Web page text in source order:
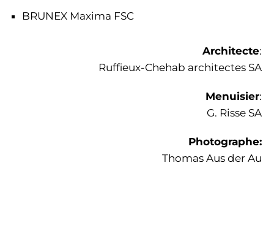
BRUNEX Maxima FSC
Architecte:
Ruffieux-Chehab architectes SA
Menuisier:
G. Risse SA
Photographe:
Thomas Aus der Au